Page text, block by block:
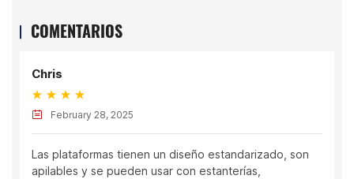
COMENTARIOS
Chris
February 28, 2025
Las plataformas tienen un diseño estandarizado, son
apilables y se pueden usar con estanterías,